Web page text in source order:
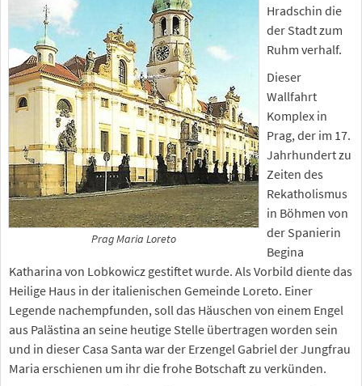
Prag Maria Loreto
Hradschin die
der Stadt zum
Ruhm verhalf.
Dieser
Wallfahrt
Komplex in
Prag, der im 17.
Jahrhundert zu
Zeiten des
Rekatholismus
in Böhmen von
der Spanierin
Begina
Katharina von Lobkowicz gestiftet wurde. Als Vorbild diente das
Heilige Haus in der italienischen Gemeinde Loreto. Einer
Legende nachempfunden, soll das Häuschen von einem Engel
aus Palästina an seine heutige Stelle übertragen worden sein
und in dieser Casa Santa war der Erzengel Gabriel der Jungfrau
Maria erschienen um ihr die frohe Botschaft zu verkünden.